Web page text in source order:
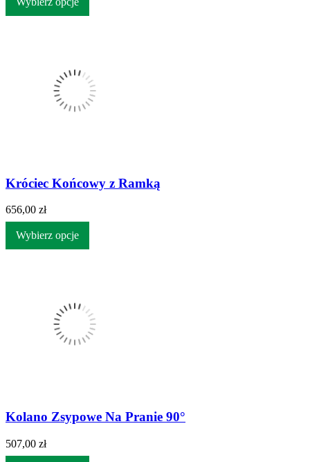
Króciec Końcowy z Ramką
656,00 zł
Wybierz opcje
Kolano Zsypowe Na Pranie 90°
507,00 zł